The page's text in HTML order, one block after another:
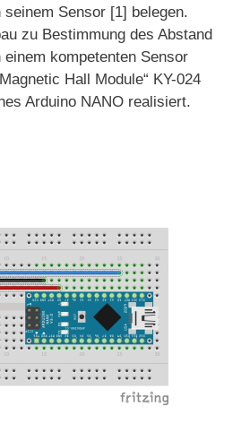
Sensor [1] belegen.
zu Bestimmung des Abstand
kompetenten Sensor
Hall Module“ KY-024
Arduino NANO realisiert.